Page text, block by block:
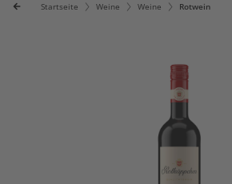
Startseite Weine Weine Rotwein